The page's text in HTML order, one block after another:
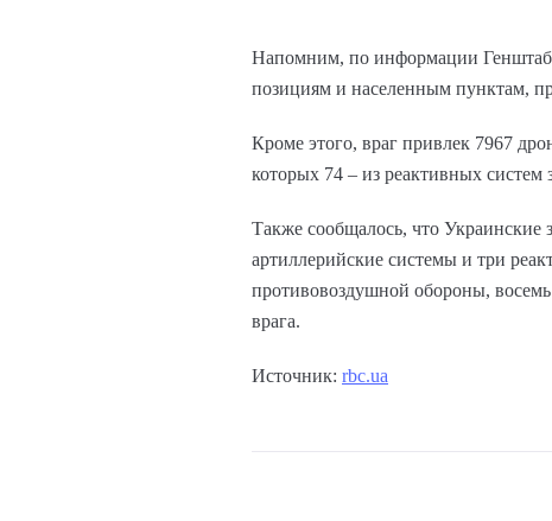
Напомним, по информации
позициям и населенным пунктам,
Кроме этого, враг привлек 7967
которых 74 – из реактивных систем
Также сообщалось, что
артиллерийские системы и три
противовоздушной обороны,
врага.
Источник: rbc.ua